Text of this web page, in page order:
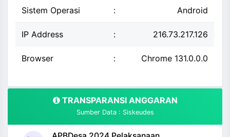
Sistem Operasi : Android
IP Address : 216.73.217.126
Browser : Chrome 131.0.0.0
TRANSPARANSI ANGGARAN
Sumber Data : Siskeudes